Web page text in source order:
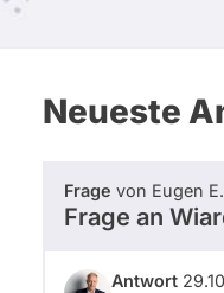
Neueste
Frage von Eugen
Frage an
Antwort